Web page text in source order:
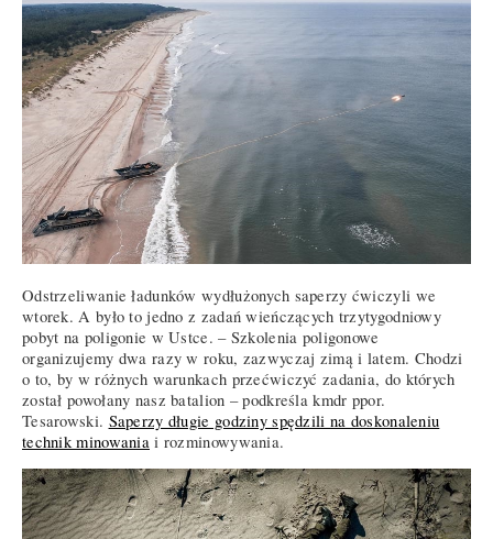
Odstrzeliwanie ładunków wydłużonych saperzy ćwiczyli we
wtorek. A było to jedno z zadań wieńczących trzytygodniowy
pobyt na poligonie w Ustce. – Szkolenia poligonowe
organizujemy dwa razy w roku, zazwyczaj zimą i latem. Chodzi
o to, by w różnych warunkach przećwiczyć zadania, do których
został powołany nasz batalion – podkreśla kmdr ppor.
Tesarowski. Saperzy długie godziny spędzili na doskonaleniu
technik minowania i rozminowywania.